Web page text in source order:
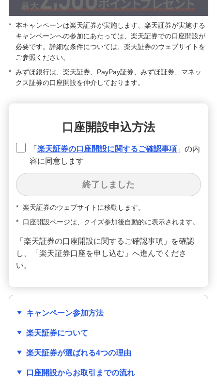
相続・保険
学ぶ・考える
生涯学習
お客さまサポート
困ったときは・よくあるご質問
* 本キャンペーンは楽天証券が実施します、楽天証券が実施する
キャンペーンへの参加にあたっては、楽天証券での口座開設が
必要です。詳細な条件については、楽天証券のウェブサイトを
ご参照ください。
* みずほ銀行は、楽天証券、PayPay証券、みずほ証券、マネッ
クス証券の口座開設を仲介しております。
口座開設申込方法
「 楽天証券の口座開設に関するご確認事項」の内
容に同意します
終了しました
* 楽天証券のウェブサイトに移動します。
*
口座開設ページは、クイズ参加後自動的に表示されます。
「楽天証券の口座開設に関するご確認事項」を確認
し、「楽天証券口座を申し込む」へ進んでくださ
い。
キャンペーン参加方法
楽天証券について
楽天証券が選ばれる4つの理由
口座開設からお取引までの流れ